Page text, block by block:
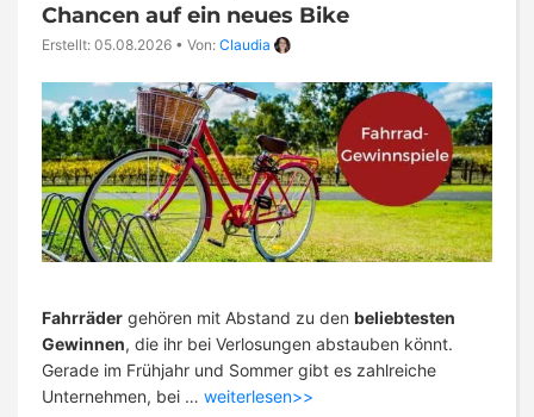
Chancen auf ein neues Bike
Erstellt: 05.08.2026 • Von: Claudia
Fahrräder gehören mit Abstand zu den beliebtesten
Gewinnen, die ihr bei Verlosungen abstauben könnt.
Gerade im Frühjahr und Sommer gibt es zahlreiche
Unternehmen, bei … weiterlesen>>